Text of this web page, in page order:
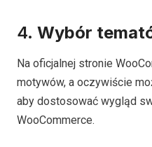
4. Wybór
Na oficjalnej stronie
motywów, a oczywiście
aby dostosować wygląd
WooCommerce.